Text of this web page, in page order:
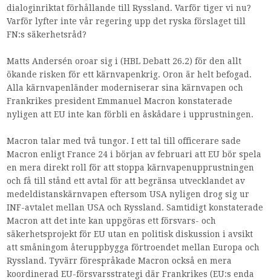
dialoginriktat förhållande till Ryssland. Varför tiger vi nu?
Varför lyfter inte vår regering upp det ryska förslaget till
FN:s säkerhetsråd?
Matts Andersén oroar sig i (HBL Debatt 26.2) för den allt
ökande risken för ett kärnvapenkrig. Oron är helt befogad.
Alla kärnvapenländer moderniserar sina kärnvapen och
Frankrikes president Emmanuel Macron konstaterade
nyligen att EU inte kan förbli en åskådare i upprustningen.
Macron talar med två tungor. I ett tal till officerare sade
Macron enligt France 24 i början av februari att EU bör spela
en mera direkt roll för att stoppa kärnvapenupprustningen
och få till stånd ett avtal för att begränsa utvecklandet av
medeldistanskärnvapen eftersom USA nyligen drog sig ur
INF-avtalet mellan USA och Ryssland. Samtidigt konstaterade
Macron att det inte kan uppgöras ett försvars- och
säkerhetsprojekt för EU utan en politisk diskussion i avsikt
att småningom återuppbygga förtroendet mellan Europa och
Ryssland. Tyvärr förespråkade Macron också en mera
koordinerad EU-försvarsstrategi där Frankrikes (EU:s enda